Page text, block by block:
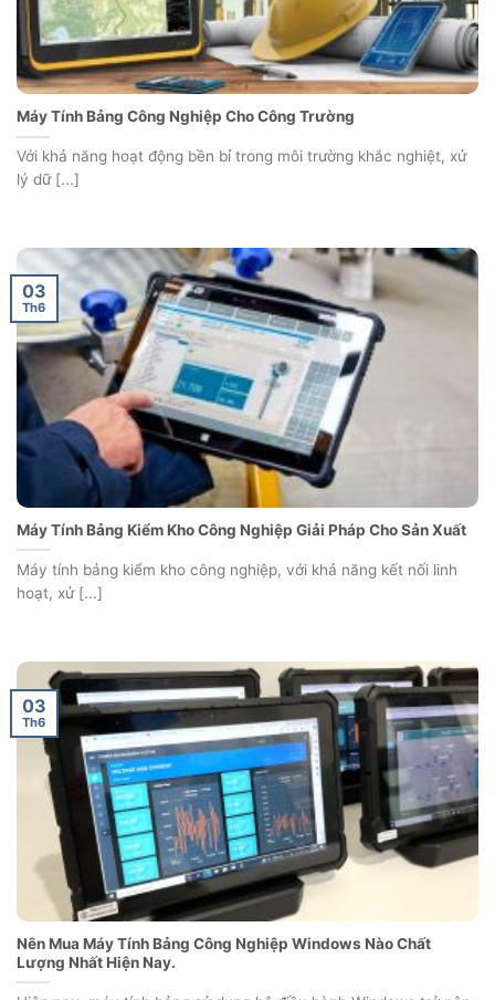
Máy Tính Bảng Công Nghiệp Cho Công Trường
Với khả năng hoạt động bền bỉ trong môi trường khắc nghiệt, xử
lý dữ [...]
Máy Tính Bảng Kiểm Kho Công Nghiệp Giải Pháp Cho Sản Xuất
Máy tính bảng kiểm kho công nghiệp, với khả năng kết nối linh
hoạt, xử [...]
03
Th6
Nên Mua Máy Tính Bảng Công Nghiệp Windows Nào Chất
Lượng Nhất Hiện Nay.
03
Th6